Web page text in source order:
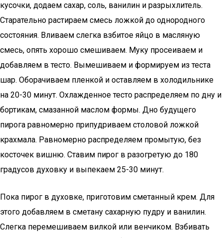
кусочки, додаем сахар, соль, ванилин и разрыхлитель.
Старательно растираем смесь ложкой до однородного
состояния. Вливаем слегка взбитое яйцо в масляную
смесь, опять хорошо смешиваем. Муку просеиваем и
добавляем в тесто. Вымешиваем и формируем из теста
шар. Оборачиваем пленкой и оставляем в холодильнике
на 20-30 минут. Охлажденное тесто распределяем по дну и
бортикам, смазанной маслом формы. Дно будущего
пирога равномерно припудриваем столовой ложкой
крахмала. Равномерно распределяем промытую, без
косточек вишню. Ставим пирог в разогретую до 180
градусов духовку и выпекаем 25-30 минут.
Пока пирог в духовке, приготовим сметанный крем. Для
этого добавляем в сметану сахарную пудру и ванилин.
Слегка перемешиваем вилкой или венчиком. Взбивать